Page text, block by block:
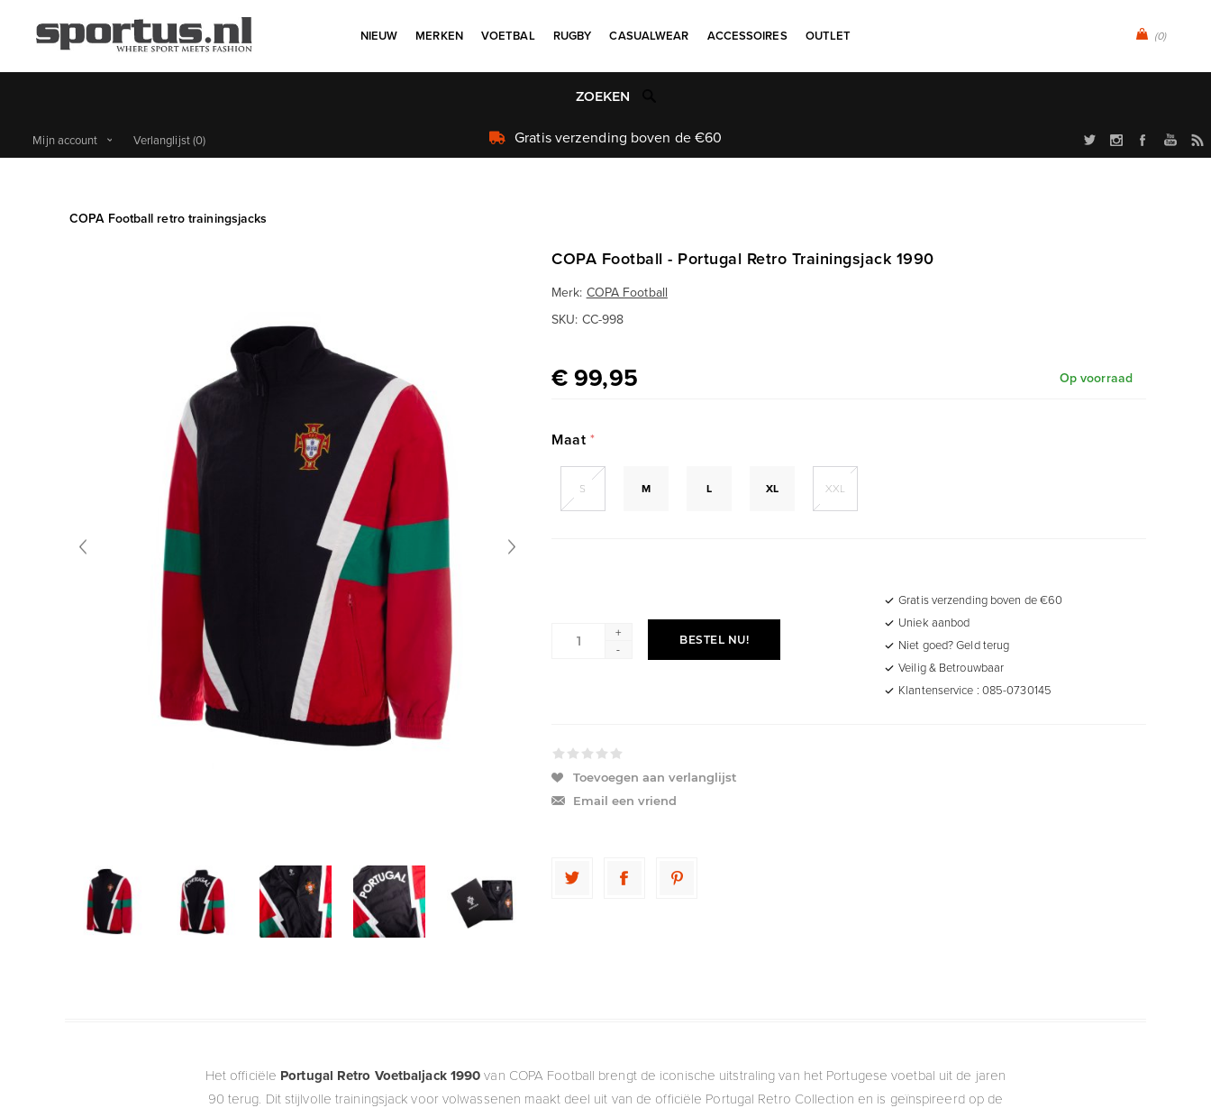
(0)
NIEUW MERKEN VOETBAL RUGBY CASUALWEAR ACCESSOIRES OUTLET
Uniek aanbod
Mijn account Verlanglijst(0)
COPA Football retro trainingsjacks
COPA Football - Portugal Retro Trainingsjack 1990
Merk: COPA Football
SKU: CC-998
€ 99,95 Op voorraad
Maat *
S M L XL XXL
+
-
BESTEL NU!
Gratis verzending boven de €60
Uniek aanbod
Niet goed? Geld terug
Veilig & Betrouwbaar
Klantenservice : 085-0730145
Toevoegen aan verlanglijst
Email een vriend
Het officiële Portugal Retro Voetbaljack 1990 van COPA Football brengt de iconische uitstraling van het Portugese voetbal uit de jaren
90 terug. Dit stijlvolle trainingsjack voor volwassenen maakt deel uit van de officiële Portugal Retro Collection en is geïnspireerd op de